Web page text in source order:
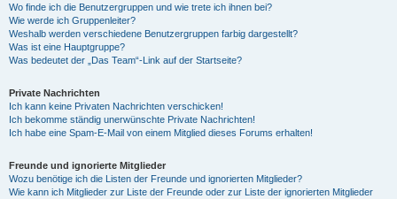
Wo finde ich die Benutzergruppen und wie trete ich ihnen bei?
Wie werde ich Gruppenleiter?
Weshalb werden verschiedene Benutzergruppen farbig dargestellt?
Was ist eine Hauptgruppe?
Was bedeutet der „Das Team“-Link auf der Startseite?
Private Nachrichten
Ich kann keine Privaten Nachrichten verschicken!
Ich bekomme ständig unerwünschte Private Nachrichten!
Ich habe eine Spam-E-Mail von einem Mitglied dieses Forums erhalten!
Freunde und ignorierte Mitglieder
Wozu benötige ich die Listen der Freunde und ignorierten Mitglieder?
Wie kann ich Mitglieder zur Liste der Freunde oder zur Liste der ignorierten Mitglieder